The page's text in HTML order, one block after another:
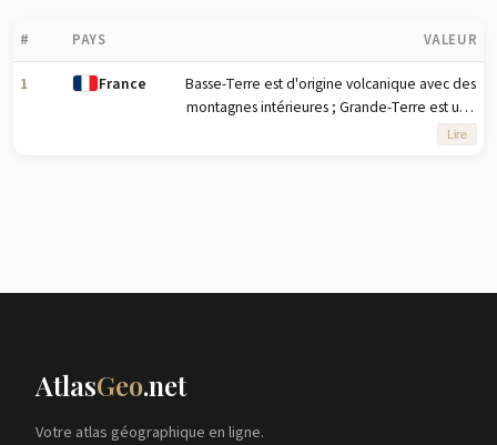
# PAYS VALEUR
1 France
Basse-Terre est d'origine volcanique avec des
montagnes intérieures ; Grande-Terre est une
formation calcaire de faible altitude ; la plupart des
Lire
AtlasGeo.net
Votre atlas géographique en ligne.